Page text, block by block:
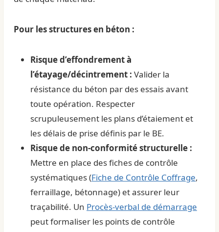
Pour les structures en béton :
Risque d’effondrement à
l’étayage/décintrement : Valider la
résistance du béton par des essais avant
toute opération. Respecter
scrupuleusement les plans d’étaiement et
les délais de prise définis par le BE.
Risque de non-conformité structurelle :
Mettre en place des fiches de contrôle
systématiques (Fiche de Contrôle Coffrage,
ferraillage, bétonnage) et assurer leur
traçabilité. Un Procès-verbal de démarrage
peut formaliser les points de contrôle